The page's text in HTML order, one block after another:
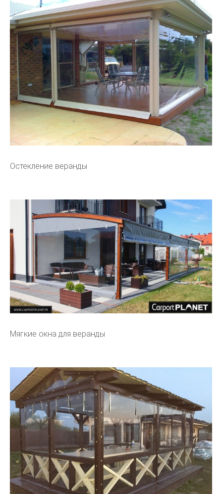
Остекление веранды
Мягкие окна для веранды